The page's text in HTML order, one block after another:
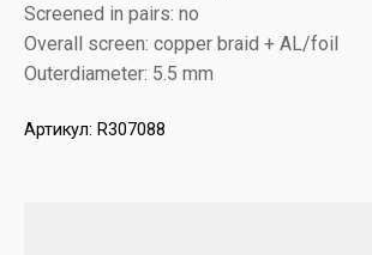
Screened in pairs: no
Overall screen: copper braid + AL/foil
Outerdiameter: 5.5 mm
Артикул: R307088